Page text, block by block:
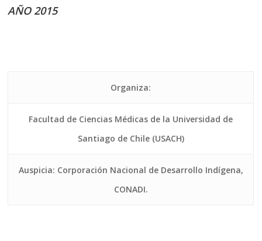
AÑO 2015
Organiza:
Facultad de Ciencias Médicas de la Universidad de
Santiago de Chile (USACH)
Auspicia: Corporación Nacional de Desarrollo Indígena,
CONADI.